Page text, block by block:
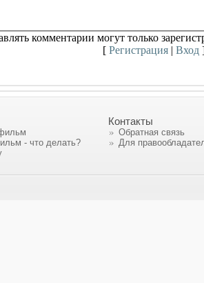
комментарии могут только
[ Регистрация| Вход
- что делать?
Контакты
Обратная связь
Для